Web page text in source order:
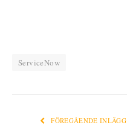
ServiceNow
FÖREGÅENDE INLÄGG